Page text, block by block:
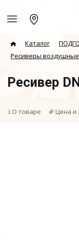
Каталог
Ресиверы воздушные
Ресивер
О товаре Цена и